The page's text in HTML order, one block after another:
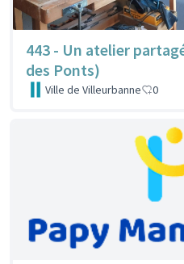
443 - Un atelier
des Ponts)
Ville de Villeurbanne 0